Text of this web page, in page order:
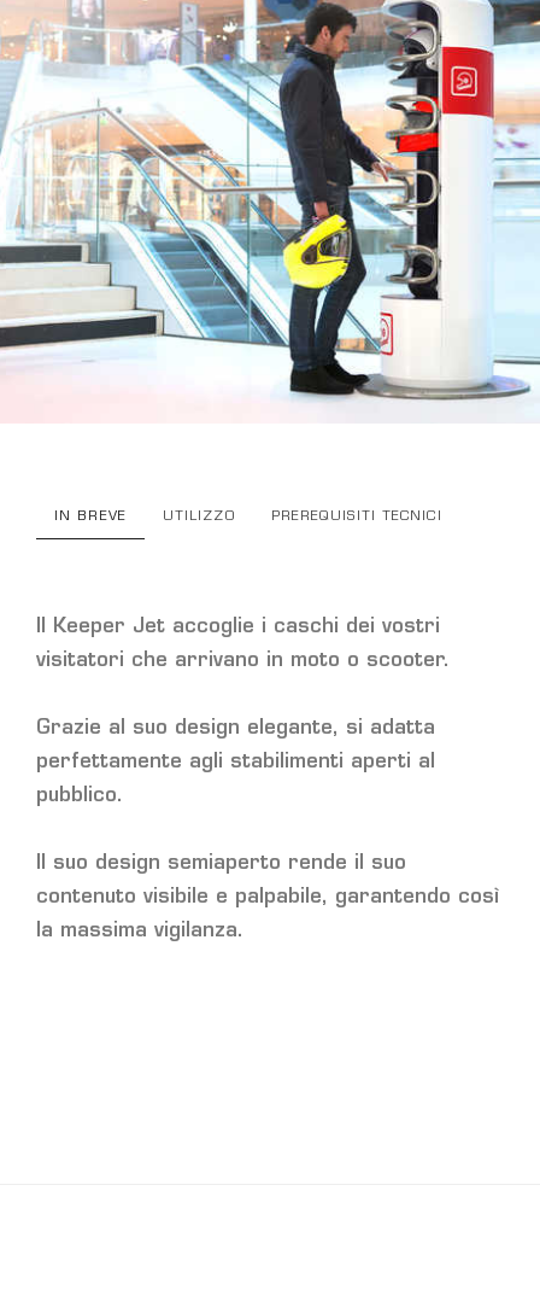
IN BREVE UTILIZZO PREREQUISITI TECNICI
Il Keeper Jet accoglie i caschi dei vostri
visitatori che arrivano in moto o scooter.
Grazie al suo design elegante, si adatta
perfettamente agli stabilimenti aperti al
pubblico.
Il suo design semiaperto rende il suo
contenuto visibile e palpabile, garantendo così
la massima vigilanza.